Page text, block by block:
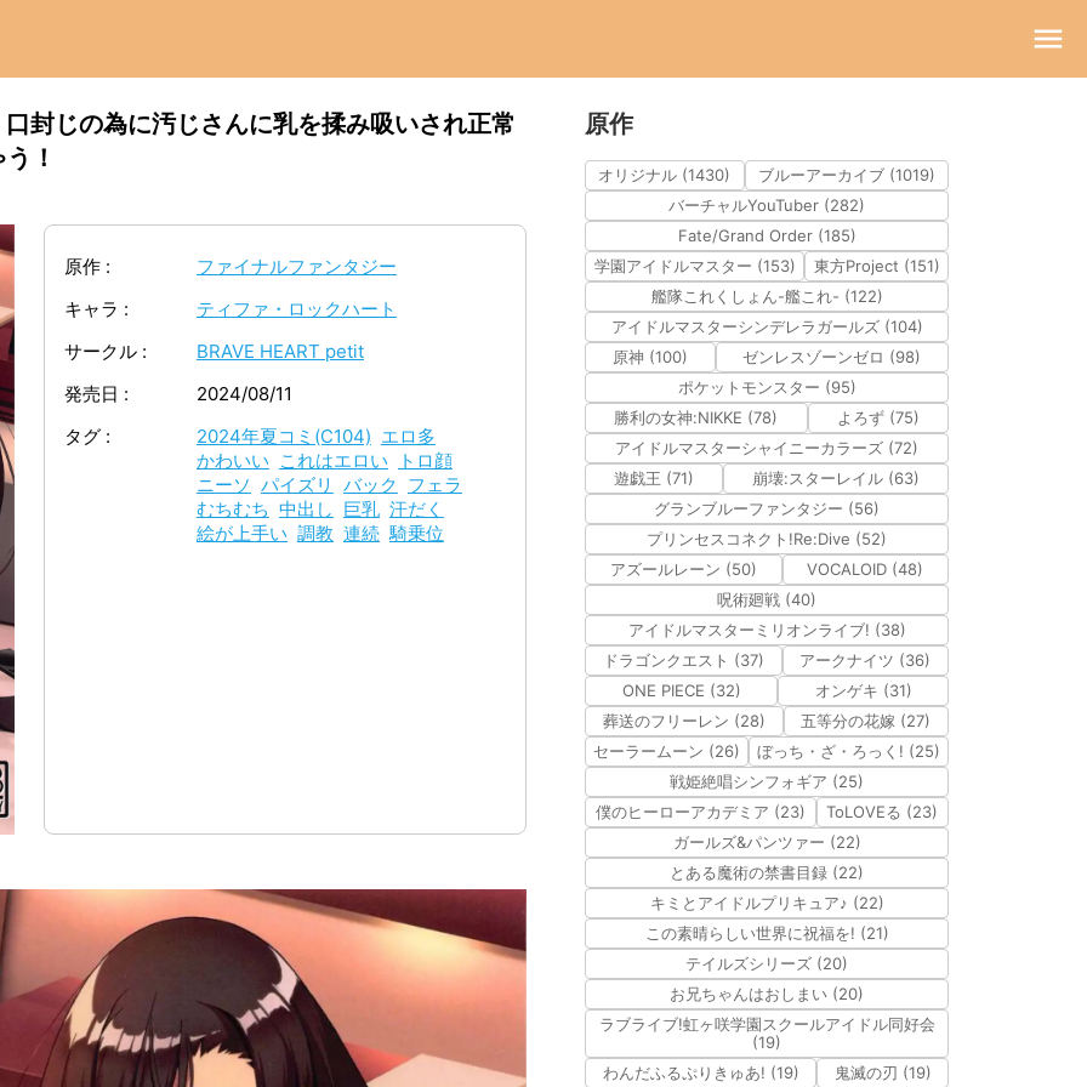
封じの為に汚じさんに乳を揉み吸いされ正常
！
原作
ファイナルファンタジー
キャラ
ティファ・ロックハート
サークル
BRAVE HEART petit
発売日
2024/08/11
タグ
2024年夏コミ(C104) エロ多
かわいい これはエロい
トロ顔
ニーソ パイズリ バック フェラ
むちむち 中出し 巨乳 汗だく
絵が上手い 調教 連続 騎乗位
原作
オリジナル (1430)
ブルーアーカイブ (1019)
バーチャルYouTuber (282)
Fate/Grand Order (185)
学園アイドルマスター (153)
東方Project (151)
艦隊これくしょん-艦これ- (122)
アイドルマスターシンデレラガールズ (104)
原神 (100)
ゼンレスゾーンゼロ (98)
ポケットモンスター (95)
勝利の女神:NIKKE (78)
よろず (75)
アイドルマスターシャイニーカラーズ (72)
遊戯王 (71)
崩壊:スターレイル (63)
グランブルーファンタジー (56)
プリンセスコネクト!Re:Dive (52)
アズールレーン (50)
VOCALOID (48)
呪術廻戦 (40)
アイドルマスターミリオンライブ! (38)
ドラゴンクエスト (37)
アークナイツ (36)
ONE PIECE (32)
オンゲキ (31)
葬送のフリーレン (28)
五等分の花嫁 (27)
セーラームーン (26)
ぼっち・ざ・ろっく! (25)
戦姫絶唱シンフォギア (25)
僕のヒーローアカデミア (23)
ToLOVEる (23)
ガールズ&パンツァー (22)
とある魔術の禁書目録 (22)
キミとアイドルプリキュア♪ (22)
この素晴らしい世界に祝福を! (21)
テイルズシリーズ (20)
お兄ちゃんはおしまい (20)
ラブライブ!虹ヶ咲学園スクールアイドル同好会
(19)
わんだふるぷりきゅあ! (19)
鬼滅の刃 (19)